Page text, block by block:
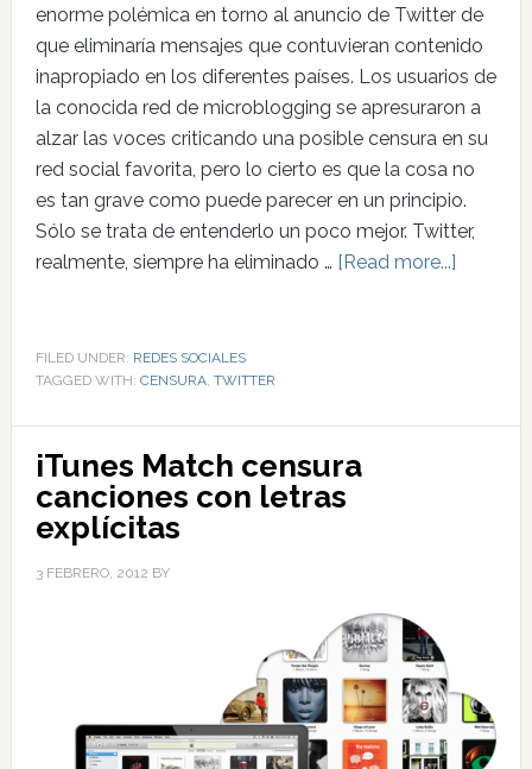
enorme polémica en torno al anuncio de Twitter de
que eliminaría mensajes que contuvieran contenido
inapropiado en los diferentes países. Los usuarios de
la conocida red de microblogging se apresuraron a
alzar las voces criticando una posible censura en su
red social favorita, pero lo cierto es que la cosa no
es tan grave como puede parecer en un principio.
Sólo se trata de entenderlo un poco mejor. Twitter,
realmente, siempre ha eliminado … [Read more...]
FILED UNDER: REDES SOCIALES
TAGGED WITH: CENSURA, TWITTER
iTunes Match censura
canciones con letras
explícitas
3 FEBRERO, 2012 BY